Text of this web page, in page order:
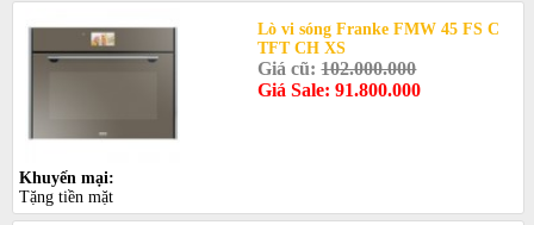
Lò vi sóng Franke FMW 45 FS C
TFT CH XS
Giá cũ:102.000.000
Giá Sale: 91.800.000
Khuyến mại:
Tặng tiền mặt